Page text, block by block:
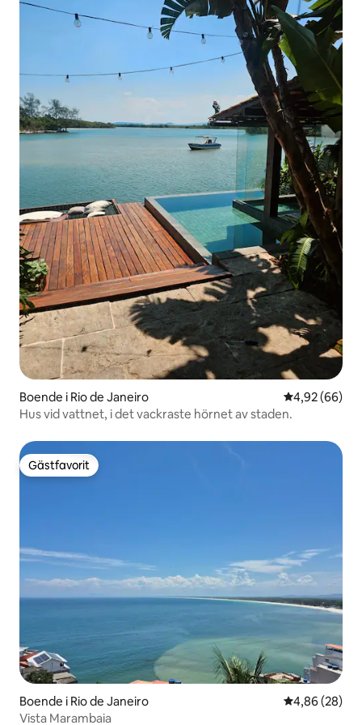
Boende i Rio de Janeiro 4,92 av 5 i
4,92 (66)
Hus vid vattnet, i det vackraste hörnet av staden.
Gästfavorit
Gästfavorit
Boende i Rio de Janeiro 4,86 av 5 i
4,86 (28)
Vista Marambaia